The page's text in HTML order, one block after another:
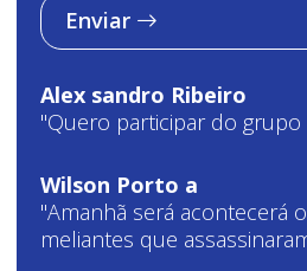
Enviar
Alex sandro Ribeiro
"Quero participar do grupo
Wilson Porto a
"Amanhã será acontecerá
meliantes que